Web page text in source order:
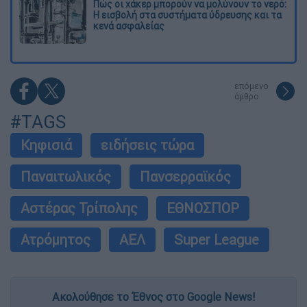
Πώς οι χάκερ μπορούν να μολύνουν το νερό:
Η εισβολή στα συστήματα ύδρευσης και τα
κενά ασφαλείας
επόμενο
άρθρο
#TAGS
Κηφισιά
ειδήσεις τώρα
Παναιτωλικός
Πανσερραϊκός
Αστέρας Τρίπολης
ΕΘΝΟΣΠΟΡ
Ατρόμητος
ΑΕΛ Super League
Ακολούθησε το Έθνος στο Google News!